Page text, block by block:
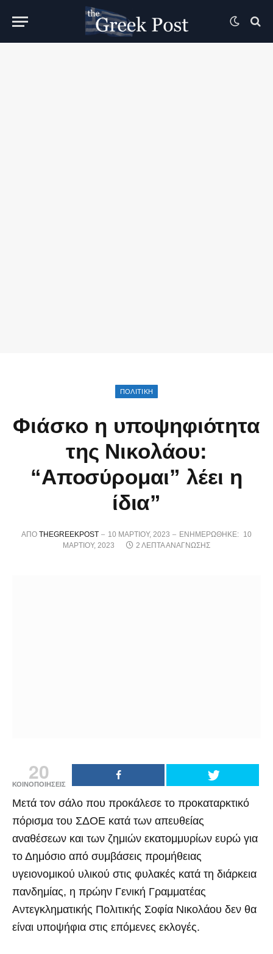
ΠΟΛΙΤΙΚΉ
Φιάσκο η υποψηφιότητα
της Νικολάου:
“Αποσύρομαι” λέει η
ίδια”
ΑΠΌ THEGREEKPOST 10 ΜΑΡΤΊΟΥ, 2023 ΕΝΗΜΕΡΏΘΗΚΕ: 10
ΜΑΡΤΊΟΥ, 2023
2 ΛΕΠΤΆ ΑΝΆΓΝΩΣΗΣ
20
ΚΟΙΝΟΠΟΙΗΣΕΙΣ
Μετά τον σάλο που προκάλεσε το προκαταρκτικό
πόρισμα του ΣΔΟΕ κατά των απευθείας
αναθέσεων και των ζημιών εκατομμυρίων ευρώ για
το Δημόσιο από συμβάσεις προμήθειας
υγειονομικού υλικού στις φυλακές κατά τη διάρκεια
πανδημίας, η πρώην Γενική Γραμματέας
Αντεγκληματικής Πολιτικής Σοφία Νικολάου δεν θα
είναι υποψήφια στις επόμενες εκλογές.